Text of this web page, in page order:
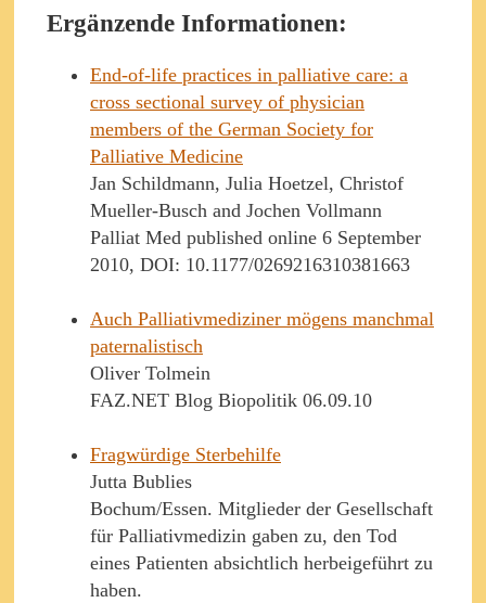
Ergänzende Informationen:
End-of-life practices in palliative care: a
cross sectional survey of physician
members of the German Society for
Palliative Medicine
Jan Schildmann, Julia Hoetzel, Christof
Mueller-Busch and Jochen Vollmann
Palliat Med published online 6 September
2010, DOI: 10.1177/0269216310381663
Auch Palliativmediziner mögens manchmal
paternalistisch
Oliver Tolmein
FAZ.NET Blog Biopolitik 06.09.10
Fragwürdige Sterbehilfe
Jutta Bublies
Bochum/Essen. Mitglieder der Gesellschaft
für Palliativmedizin gaben zu, den Tod
eines Patienten absichtlich herbeigeführt zu
haben.